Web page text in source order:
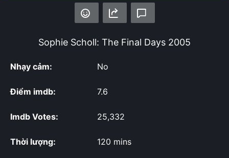
Sophie Scholl: The Final Days 2005
Nhạy cảm: No
Điểm imdb: 7.6
Imdb Votes: 25,332
Thời lượng: 120 mins